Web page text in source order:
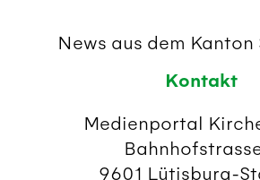
News aus dem Kanton
Kontakt
Medienportal
9601 Lütisburg-